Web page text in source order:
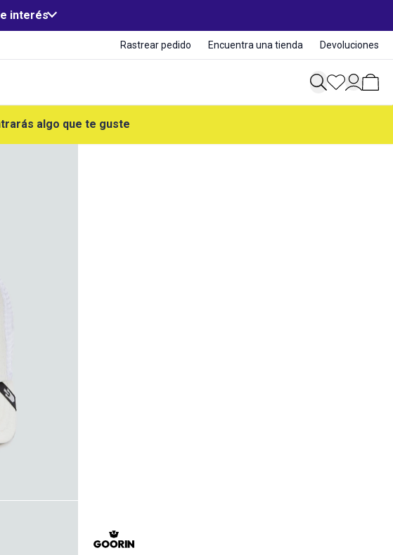
interés
Rastrear pedido Encuentra una tienda Devoluciones
algo que te guste